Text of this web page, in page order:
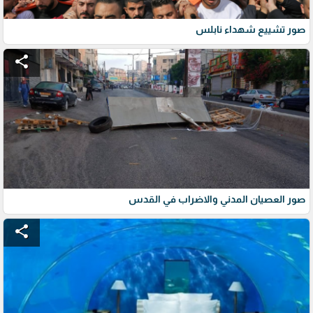
صور تشييع شهداء نابلس
share
صور العصيان المدني والاضراب في القدس
share